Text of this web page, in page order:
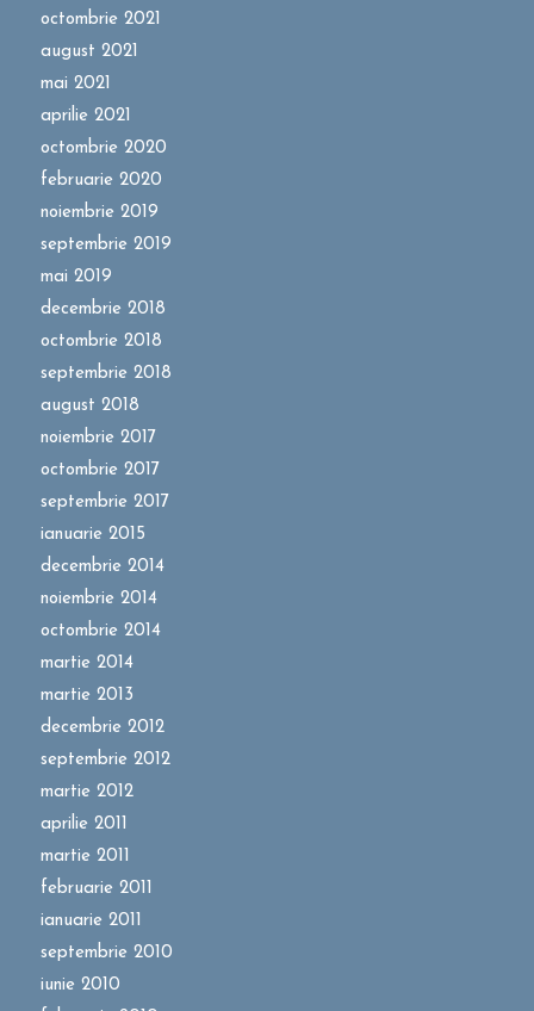
octombrie 2021
august 2021
mai 2021
aprilie 2021
octombrie 2020
februarie 2020
noiembrie 2019
septembrie 2019
mai 2019
decembrie 2018
octombrie 2018
septembrie 2018
august 2018
noiembrie 2017
octombrie 2017
septembrie 2017
ianuarie 2015
decembrie 2014
noiembrie 2014
octombrie 2014
martie 2014
martie 2013
decembrie 2012
septembrie 2012
martie 2012
aprilie 2011
martie 2011
februarie 2011
ianuarie 2011
septembrie 2010
iunie 2010